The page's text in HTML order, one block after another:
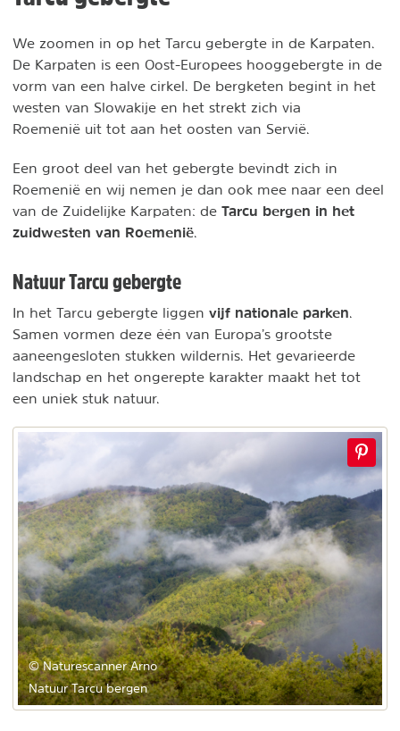
We zoomen in op het Tarcu gebergte in de Karpaten.
De Karpaten is een Oost-Europees hooggebergte in de
vorm van een halve cirkel. De bergketen begint in het
westen van Slowakije en het strekt zich via
Roemenië uit tot aan het oosten van Servië.
Een groot deel van het gebergte bevindt zich in
Roemenië en wij nemen je dan ook mee naar een deel
van de Zuidelijke Karpaten: de Tarcu bergen in het
zuidwesten van Roemenië
Natuur Tarcu gebergte
In het Tarcu gebergte liggen vijf nationale parken
Samen vormen deze één van Europa’s grootste
aaneengesloten stukken wildernis. Het gevarieerde
landschap en het ongerepte karakter maakt het tot
een uniek stuk natuur.
© Naturescanner Arno
Natuur Tarcu bergen